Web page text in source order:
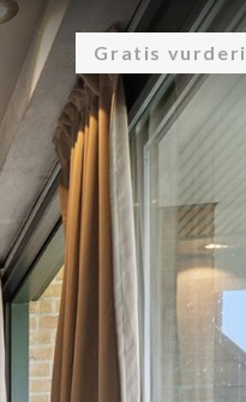
Gratis
KUNDEUDTALELSER